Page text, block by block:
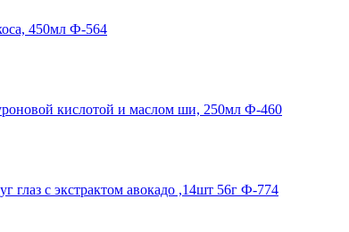
450мл Ф-564
кислотой и маслом ши, 250мл Ф-460
глаз с экстрактом авокадо ,14шт 56г Ф-774